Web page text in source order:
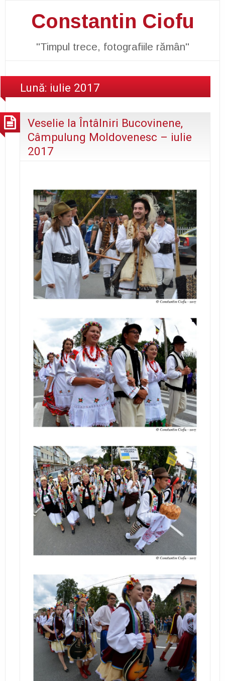
Constantin Ciofu
"Timpul trece, fotografiile rămân"
Lună: iulie 2017
Veselie la Întâlniri Bucovinene,
Câmpulung Moldovenesc – iulie
2017